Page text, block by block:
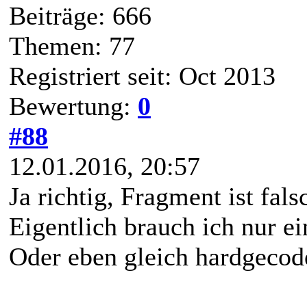
Beiträge: 666
Themen: 77
Registriert seit: Oct 2013
Bewertung: 0
#88
12.01.2016, 20:57
Ja richtig, Fragment ist
Eigentlich brauch ich nur
Oder eben gleich